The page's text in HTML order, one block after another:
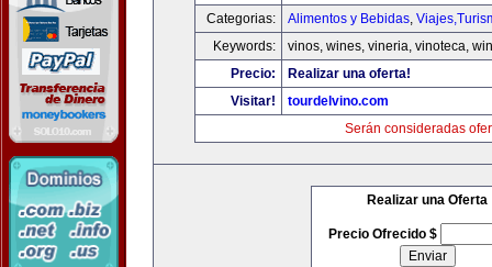
Categorias:
Alimentos y Bebidas,
Keywords:
vinos, wines, vineria, vinoteca,
Precio:
Realizar una oferta!
Visitar!
tourdelvino.com
Serán consideradas
Realizar una Oferta
Precio Ofrecido $